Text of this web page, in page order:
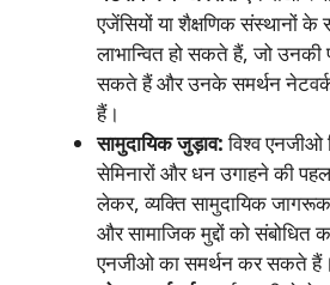
एजेंसियों या शैक्षणिक संस्थानों के
लाभान्वित हो सकते हैं, जो
सकते हैं और उनके समर्थन
हैं।
सामुदायिक जुड़ाव:विश्व एनजीओ
सेमिनारों और धन उगाहने की
लेकर, व्यक्ति सामुदायिक
और सामाजिक मुद्दों को संबोधित
एनजीओ का समर्थन कर सकते हैं।